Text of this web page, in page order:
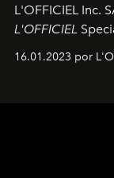
L'OFFICIEL Inc.
L'OFFICIEL
16.01.2023 por